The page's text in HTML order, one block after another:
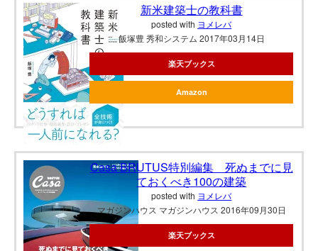
新米建築士の教科書
posted with ヨメレバ
飯塚豊 秀和システム 2017年03月14日
楽天ブックス
Amazon
Casa BRUTUS特別編集 死ぬまでに見
ておくべき100の建築
posted with ヨメレバ
マガジンハウス マガジンハウス 2016年09月30日
楽天ブックス